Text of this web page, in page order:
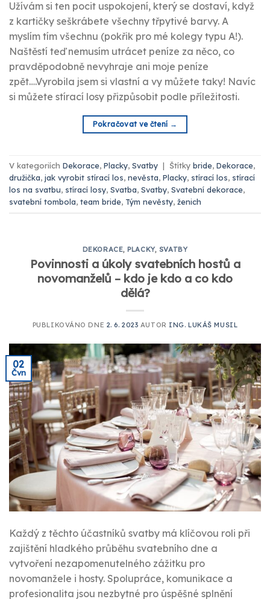
Užívám si ten pocit uspokojení, který se dostaví, když
z kartičky seškrábete všechny třpytivé barvy. A
myslím tím všechnu (pokřik pro mé kolegy typu A!).
Naštěstí teď nemusím utrácet peníze za něco, co
pravděpodobně nevyhraje ani moje peníze
zpět….Vyrobila jsem si vlastní a vy můžete taky! Navíc
si můžete stírací losy přizpůsobit podle příležitosti.
Pokračovat ve čtení →
V kategoriích Dekorace, Placky, Svatby | Štítky bride, Dekorace,
družička, jak vyrobit stírací los, nevěsta, Placky, stírací los, stírací
los na svatbu, stírací losy, Svatba, Svatby, Svatební dekorace,
svatební tombola, team bride, Tým nevěsty, ženich
DEKORACE, PLACKY, SVATBY
Povinnosti a úkoly svatebních hostů a
novomanželů – kdo je kdo a co kdo
dělá?
PUBLIKOVÁNO DNE 2. 6. 2023 AUTOR ING. LUKÁŠ MUSIL
02
Čvn
Každý z těchto účastníků svatby má klíčovou roli při
zajištění hladkého průběhu svatebního dne a
vytvoření nezapomenutelného zážitku pro
novomanžele i hosty. Spolupráce, komunikace a
profesionalita jsou nezbytné pro úspěšné splnění